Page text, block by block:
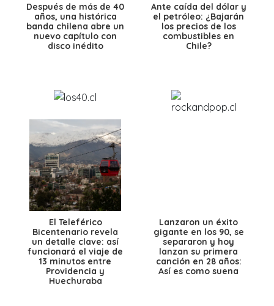
Después de más de 40
años, una histórica
banda chilena abre un
nuevo capítulo con
disco inédito
Ante caída del dólar y
el petróleo: ¿Bajarán
los precios de los
combustibles en
Chile?
El Teleférico
Bicentenario revela
un detalle clave: así
funcionará el viaje de
13 minutos entre
Providencia y
Huechuraba
Lanzaron un éxito
gigante en los 90, se
separaron y hoy
lanzan su primera
canción en 28 años:
Así es como suena